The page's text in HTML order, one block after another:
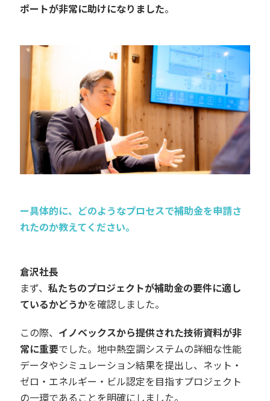
ポートが非常に助けになりました。
ー具体的に、どのようなプロセスで補助金を申請さ
れたのか教えてください。
倉沢社長
まず、私たちのプロジェクトが補助金の要件に適し
ているかどうかを確認しました。
この際、 イノベックスから提供された技術資料が非
常に重要でした。地中熱空調システムの詳細な性能
データやシミュレーション結果を提出し、ネット・
ゼロ・エネルギー・ビル認定を目指すプロジェクト
の一環であることを明確にしました。